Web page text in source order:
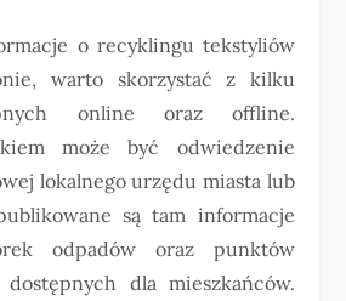
o recyklingu tekstyliów
warto skorzystać z kilku
online oraz offline.
może być odwiedzenie
lokalnego urzędu miasta lub
są tam informacje
odpadów oraz punktów
dla mieszkańców.